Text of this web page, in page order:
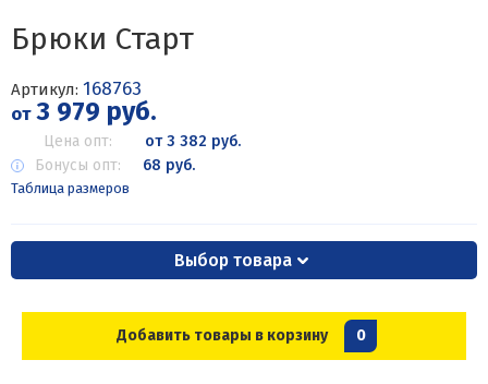
Брюки Старт
Артикул: 168763
от3 979 руб.
Цена опт:
от 3 382 руб.
Бонусы опт:
68 руб.
Таблица размеров
Выбор товара
Добавить товары в корзину 0